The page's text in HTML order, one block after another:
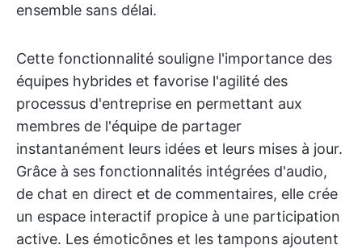
ensemble sans délai.
Cette fonctionnalité souligne l'importance des
équipes hybrides et favorise l'agilité des
processus d'entreprise en permettant aux
membres de l'équipe de partager
instantanément leurs idées et leurs mises à jour.
Grâce à ses fonctionnalités intégrées d'audio,
de chat en direct et de commentaires, elle crée
un espace interactif propice à une participation
active. Les émoticônes et les tampons ajoutent